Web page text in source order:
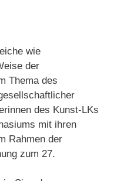
wie
der
Thema des
des Kunst-LKs
mit ihren
Rahmen der
zum 27.